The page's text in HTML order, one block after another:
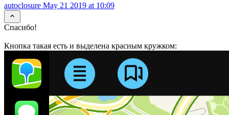
autoclosure May 21 2019 at 10:09
Спасибо!
Кнопка такая есть и выделена красным кружком: